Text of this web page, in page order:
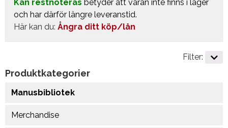
Kan restnoteras betyder att varan inte finns i lager
och har därför längre leveranstid.
Här kan du: Ångra ditt köp/lån
Produktkategorier
Manusbibliotek
Merchandise
Filter: